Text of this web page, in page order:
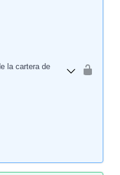
la cartera de